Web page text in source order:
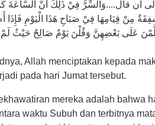
ان قال....وَالسِّرُّ فِيْ ذَلِكَ أَنَّ السَّاعَةَ
مِنْ قِيَامِهَا فِيْ صَبَاحِ هَذَا الْيَوْمِ فَإِذَا
Allah menciptakan kepada
pada hari Jumat tersebut.
mereka adalah bahwa
waktu Subuh dan terbitnya